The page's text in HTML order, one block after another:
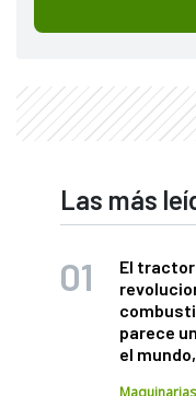
Las más
El tractor
parece
el